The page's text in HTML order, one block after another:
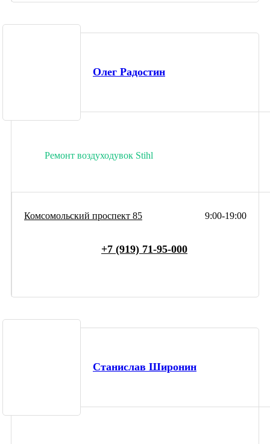
Олег Радостин
Ремонт воздуходувок Stihl
9:00-19:00
Комсомольский проспект 85
+7 (919) 71-95-000
Станислав Широнин